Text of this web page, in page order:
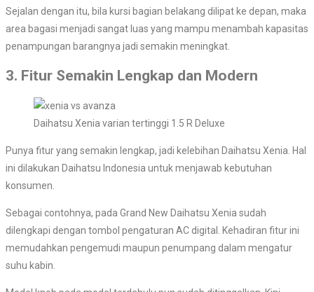
Sejalan dengan itu, bila kursi bagian belakang dilipat ke depan, maka
area bagasi menjadi sangat luas yang mampu menambah kapasitas
penampungan barangnya jadi semakin meningkat.
3. Fitur Semakin Lengkap dan Modern
Daihatsu Xenia varian tertinggi 1.5 R Deluxe
Punya fitur yang semakin lengkap, jadi kelebihan Daihatsu Xenia. Hal
ini dilakukan Daihatsu Indonesia untuk menjawab kebutuhan
konsumen.
Sebagai contohnya, pada Grand New Daihatsu Xenia sudah
dilengkapi dengan tombol pengaturan AC digital. Kehadiran fitur ini
memudahkan pengemudi maupun penumpang dalam mengatur
suhu kabin.